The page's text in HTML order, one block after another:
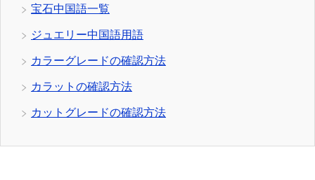
宝石中国語一覧
ジュエリー中国語用語
カラーグレードの確認方法
カラットの確認方法
カットグレードの確認方法